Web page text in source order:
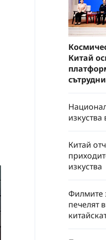
Китай
изкуства
Китай
изкуства
Филмите
печелят